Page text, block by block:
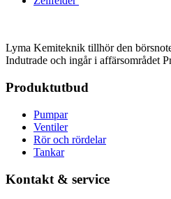
Lyma Kemiteknik tillhör den
Indutrade och ingår i affärsområdet
Produktutbud
Pumpar
Ventiler
Rör och rördelar
Tankar
Kontakt & service